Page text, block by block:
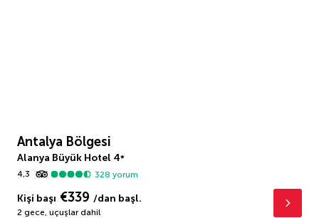
Antalya Bölgesi
Alanya Büyük Hotel 4*
4,3
328 yorum
Kişi başı €339 /dan başl.
2 gece, uçuşlar dahil